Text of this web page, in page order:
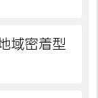
域密着型